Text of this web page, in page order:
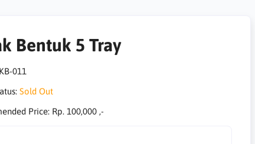
Bentuk 5 Tray
011
Sold Out
Price: Rp. 100,000 ,-